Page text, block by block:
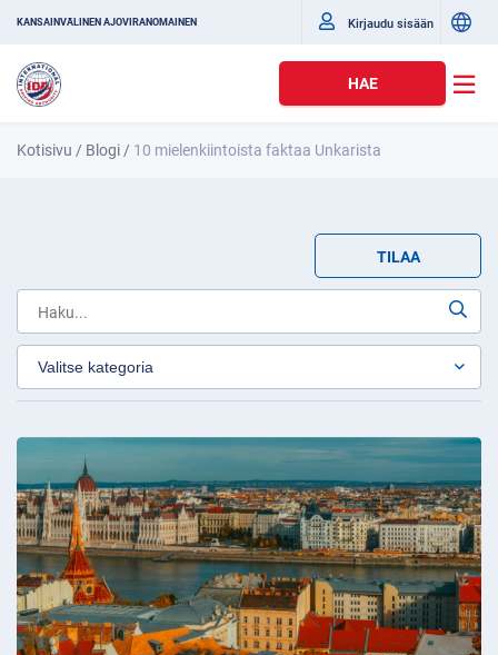
KANSAINVÄLINEN AJOVIRANOMAINEN Kirjaudu sisään
HAE
Kotisivu / Blogi / 10 mielenkiintoista faktaa Unkarista
TILAA